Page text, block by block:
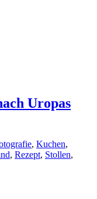
Uropas
, Kuchen,
, Rezept, Stollen,